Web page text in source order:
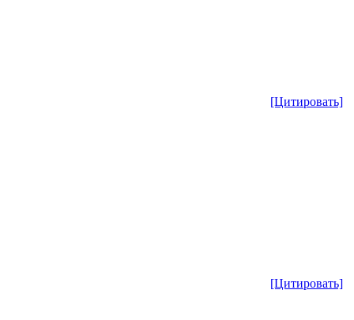
[Цитировать]
[Цитировать]